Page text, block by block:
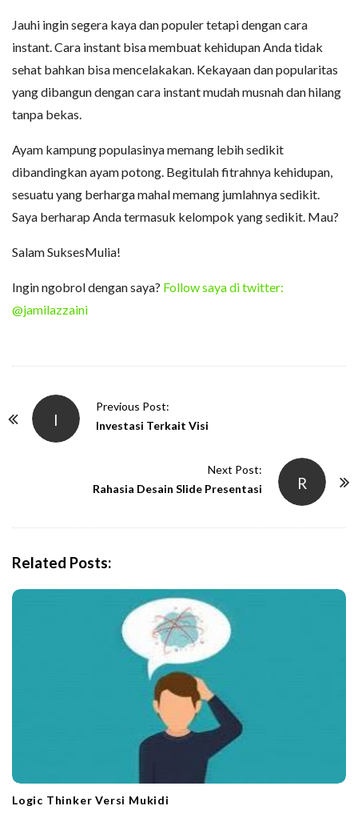
Jauhi ingin segera kaya dan populer tetapi dengan cara
instant. Cara instant bisa membuat kehidupan Anda tidak
sehat bahkan bisa mencelakakan. Kekayaan dan popularitas
yang dibangun dengan cara instant mudah musnah dan hilang
tanpa bekas.
Ayam kampung populasinya memang lebih sedikit
dibandingkan ayam potong. Begitulah fitrahnya kehidupan,
sesuatu yang berharga mahal memang jumlahnya sedikit.
Saya berharap Anda termasuk kelompok yang sedikit. Mau?
Salam SuksesMulia!
Ingin ngobrol dengan saya? Follow saya di twitter:
@jamilazzaini
I
Previous Post:
Investasi Terkait Visi
R
Next Post:
Rahasia Desain Slide Presentasi
Related Posts:
Logic Thinker Versi Mukidi